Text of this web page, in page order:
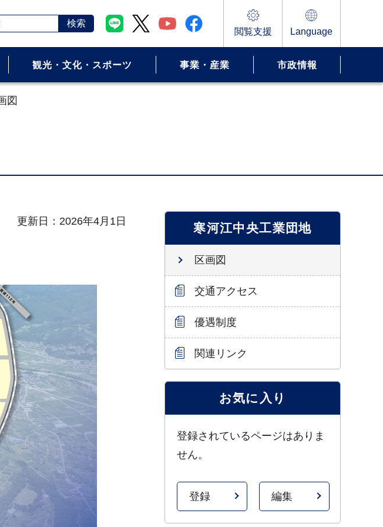
閲覧支援 Language
観光・文化・スポーツ 事業・産業 市政情報
図
更新日：2026年4月1日 寒河江中央工業団地
区画図
交通アクセス
優遇制度
関連リンク
お気に入り
登録されているページはありま
せん。
登録 編集